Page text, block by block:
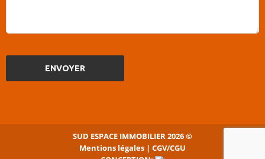
SUD ESPACE IMMOBILIER2026©
Mentions légales | CGV/CGU